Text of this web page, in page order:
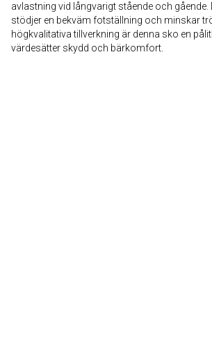
avlastning vid långvarigt stående och
stödjer en bekväm fotställning och minskar
högkvalitativa tillverkning är denna sko en
värdesätter skydd och bärkomfort.